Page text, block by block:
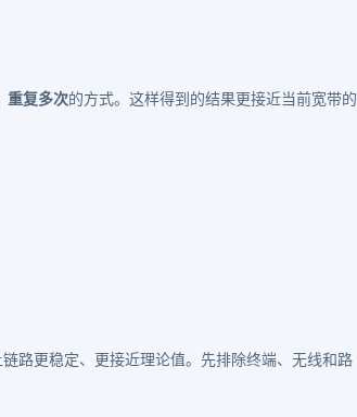
重复多次的方式。这样得到的结果更接近当前宽带的
路更稳定、更接近理论值。先排除终端、无线和路